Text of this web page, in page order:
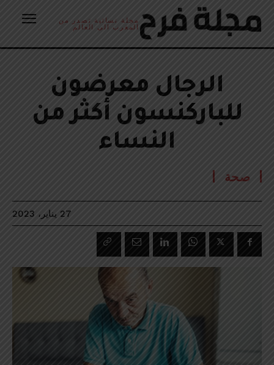
مجلة نسائية تصدر من
المغرب الى العالم
الرجال معرضون
للباركنسون أكثر من
النساء
صحة
27 يناير، 2023